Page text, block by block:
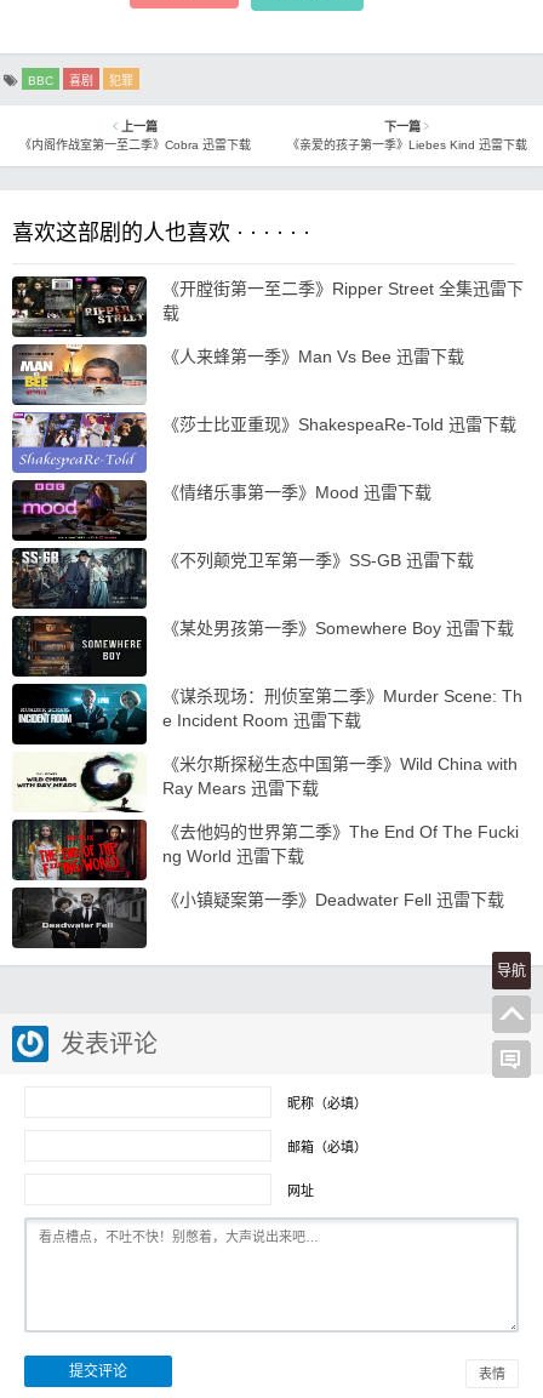
BBC 喜剧 犯罪
上一篇
《内阁作战室第一至二季》Cobra 迅雷下载
下一篇
《亲爱的孩子第一季》Liebes Kind 迅雷下载
喜欢这部剧的人也喜欢 · · · · · ·
《开膛街第一至二季》Ripper Street 全集迅雷下
载
《人来蜂第一季》Man Vs Bee 迅雷下载
《莎士比亚重现》ShakespeaRe-Told 迅雷下载
《情绪乐事第一季》Mood 迅雷下载
《不列颠党卫军第一季》SS-GB 迅雷下载
《某处男孩第一季》Somewhere Boy 迅雷下载
《谋杀现场：刑侦室第二季》Murder Scene: Th
e Incident Room 迅雷下载
《米尔斯探秘生态中国第一季》Wild China with
Ray Mears 迅雷下载
《去他妈的世界第二季》The End Of The Fucki
ng World 迅雷下载
《小镇疑案第一季》Deadwater Fell 迅雷下载
发表评论
昵称（必填）
邮箱（必填）
网址
表情
导航